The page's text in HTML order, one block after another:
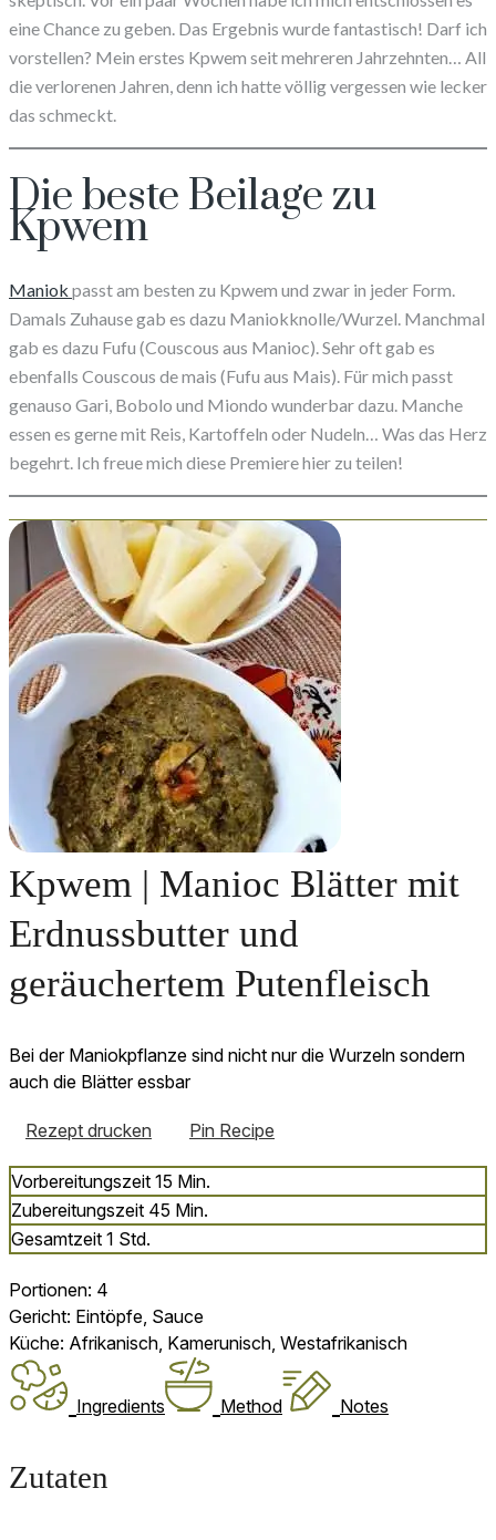
eine Chance zu geben. Das Ergebnis wurde fantastisch! Darf ich
vorstellen? Mein erstes Kpwem seit mehreren Jahrzehnten… All
die verlorenen Jahren, denn ich hatte völlig vergessen wie lecker
das schmeckt.
Die beste Beilage zu
Kpwem
Maniok passt am besten zu Kpwem und zwar in jeder Form.
Damals Zuhause gab es dazu Maniokknolle/Wurzel. Manchmal
gab es dazu Fufu (Couscous aus Manioc). Sehr oft gab es
ebenfalls Couscous de mais (Fufu aus Mais). Für mich passt
genauso Gari, Bobolo und Miondo wunderbar dazu. Manche
essen es gerne mit Reis, Kartoffeln oder Nudeln… Was das Herz
begehrt. Ich freue mich diese Premiere hier zu teilen!
Kpwem | Manioc Blätter mit
Erdnussbutter und
geräuchertem Putenfleisch
Bei der Maniokpflanze sind nicht nur die Wurzeln sondern
auch die Blätter essbar
Rezept drucken Pin Recipe
Vorbereitungszeit 15 Minuten
Min.
Zubereitungszeit 45 Minuten
Min.
Gesamtzeit 1 Stunde
Std.
Portionen: 4
Gericht: Eintöpfe, Sauce
Küche: Afrikanisch, Kamerunisch, Westafrikanisch
Ingredients Method Notes
Zutaten